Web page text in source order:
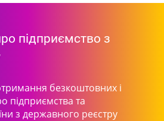
підприємство з
безкоштовних і
підприємства та
з державного реєстру